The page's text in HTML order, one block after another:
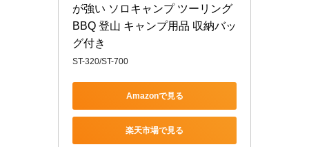
が強い ソロキャンプ ツーリング
BBQ 登山 キャンプ用品 収納バッ
グ付き
ST-320/ST-700
Amazonで見る
楽天市場で見る